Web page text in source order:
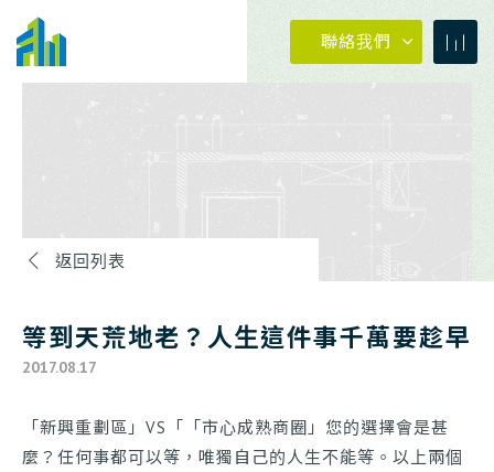
聯絡我們
04-23273030
#880
返回列表
等到天荒地老？人生這件事千萬要趁早
2017.08.17
「新興重劃區」VS「「市心成熟商圈」您的選擇會是甚
麼？任何事都可以等，唯獨自己的人生不能等。以上兩個